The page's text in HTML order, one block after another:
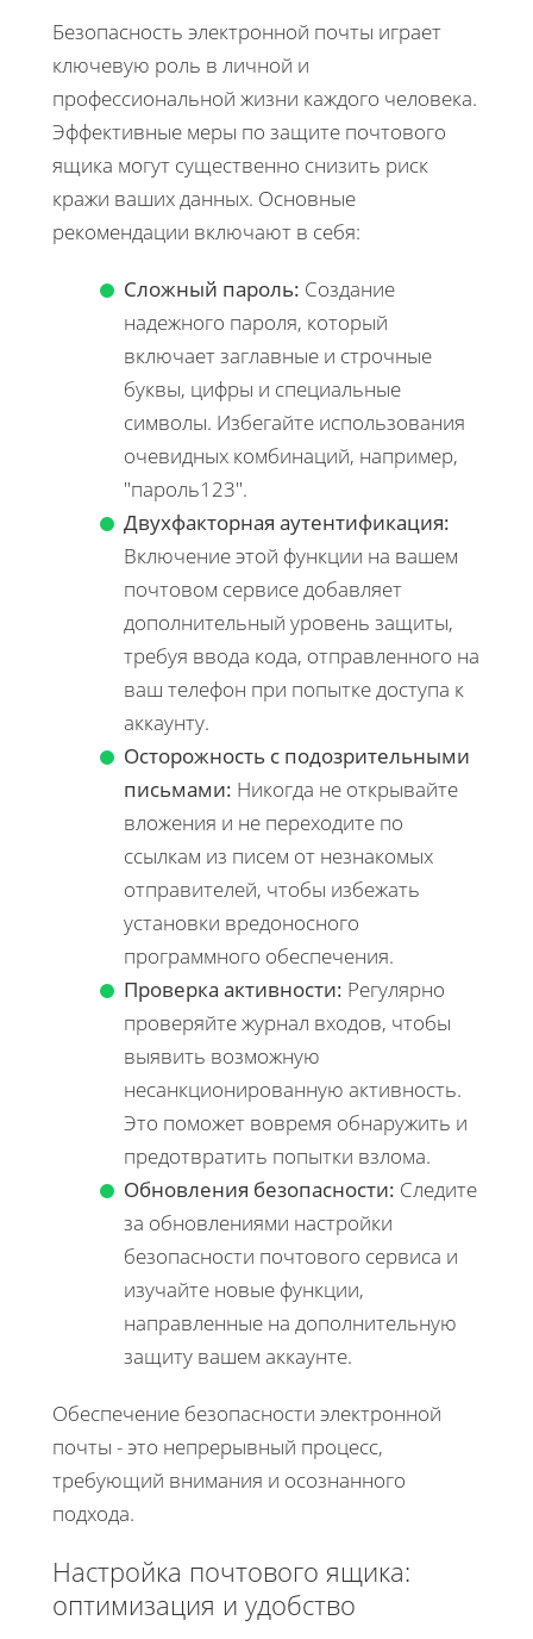
Безопасность электронной почты играет
ключевую роль в личной и
профессиональной жизни каждого человека.
Эффективные меры по защите почтового
ящика могут существенно снизить риск
кражи ваших данных. Основные
рекомендации включают в себя:
Сложный пароль: Создание
надежного пароля, который
включает заглавные и строчные
буквы, цифры и специальные
символы. Избегайте использования
очевидных комбинаций, например,
"пароль123".
Двухфакторная аутентификация:
Включение этой функции на вашем
почтовом сервисе добавляет
дополнительный уровень защиты,
требуя ввода кода, отправленного на
ваш телефон при попытке доступа к
аккаунту.
Осторожность с подозрительными
письмами: Никогда не открывайте
вложения и не переходите по
ссылкам из писем от незнакомых
отправителей, чтобы избежать
установки вредоносного
программного обеспечения.
Проверка активности: Регулярно
проверяйте журнал входов, чтобы
выявить возможную
несанкционированную активность.
Это поможет вовремя обнаружить и
предотвратить попытки взлома.
Обновления безопасности: Следите
за обновлениями настройки
безопасности почтового сервиса и
изучайте новые функции,
направленные на дополнительную
защиту вашем аккаунте.
Обеспечение безопасности электронной
почты - это непрерывный процесс,
требующий внимания и осознанного
подхода.
Настройка почтового ящика:
оптимизация и удобство